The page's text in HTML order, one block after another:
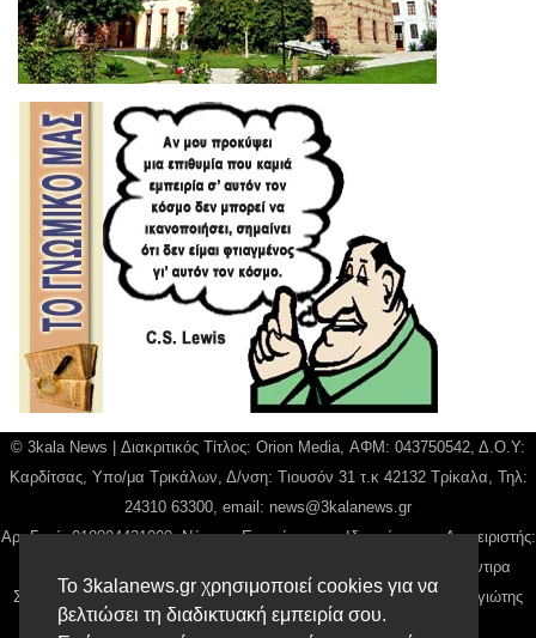
Το 3kalanews.gr χρησιμοποιεί cookies για να
βελτιώσει τη διαδικτυακή εμπειρία σου.
© 3kala News | Διακριτικός Τίτλος: Orion Media, ΑΦΜ: 043750542, Δ.Ο.Υ:
Καρδίτσας, Υπο/μα Τρικάλων, Δ/νση: Τιουσόν 31 τ.κ 42132 Τρίκαλα, Τηλ:
24310 63300, email: news@3kalanews.gr
Αρ. Γεμή: 018804431000, Νόμιμος Εκπρόσωπος, Ιδιοκτήτης και Διαχειριστής:
Παναγιώτης Φιλίππου, Διευθύντρια: Γιαννουσά Βασιλική, Διευθύντιρα
Σύνταξης: Μπαλαμπάνη Βασιλική. Δικαιούχος domain name Παναγιώτης
Φιλίππου